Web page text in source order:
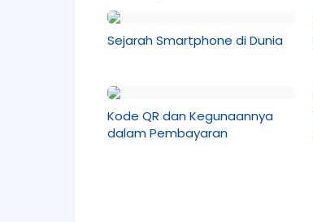
Sejarah Smartphone di Dunia
Kode QR dan Kegunaannya
dalam Pembayaran